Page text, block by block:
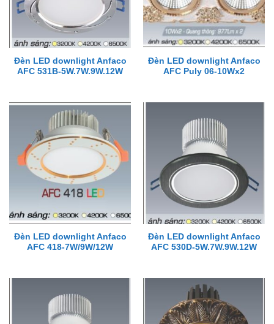
Đèn LED downlight Anfaco
AFC 531B-5W.7W.9W.12W
Đèn LED downlight Anfaco
AFC Puly 06-10Wx2
Đèn LED downlight Anfaco
AFC 418-7W/9W/12W
Đèn LED downlight Anfaco
AFC 530D-5W.7W.9W.12W